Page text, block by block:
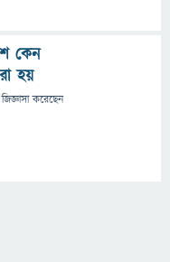
কেন
হয়
জিজ্ঞাসাকরেছেন